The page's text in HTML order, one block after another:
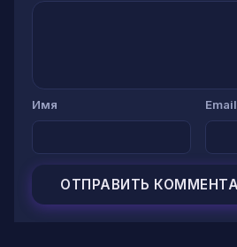
Имя Email